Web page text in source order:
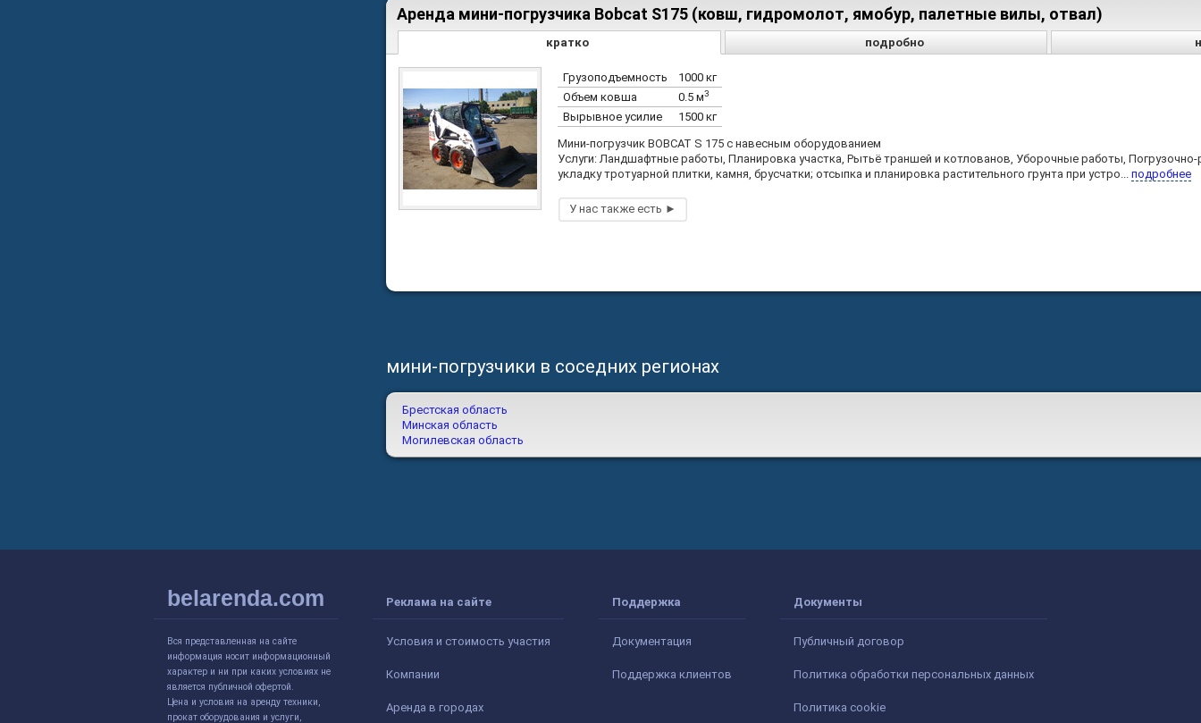
Аренда мини-погрузчика Bobcat S175 (ковш, гидромолот, ямобур, палетные вилы, отвал)
кратко подробно
Грузоподъемность
1000 кг
Объем ковша
0.5 м3
Вырывное усилие
1500 кг
Мини-погрузчик BOBCAT S 175 с навесным оборудованием
Услуги: Ландшафтные работы, Планировка участка, Рытьё траншей и котлованов, Уборочные работы,
укладку тротуарной плитки, камня, брусчатки; отсыпка и планировка растительного грунта при устро... подробнее
мини-погрузчики в соседних регионах
Брестская область
Минская область
Могилевская область
belarenda.com
Вся представленная на сайте
информация носит информационный
характер и ни при каких условиях не
является публичной офертой.
Цена и условия на аренду техники,
прокат оборудования и услуги,
Реклама на сайте
Условия и стоимость участия
Компании
Аренда в городах
Поддержка
Документация
Поддержка клиентов
Документы
Публичный договор
Политика обработки персональных данных
Политика cookie